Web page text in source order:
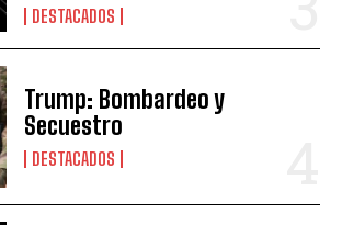
DESTACADOS
Trump: Bombardeo y
Secuestro
DESTACADOS